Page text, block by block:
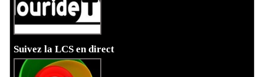
Suivez la LCS en direct